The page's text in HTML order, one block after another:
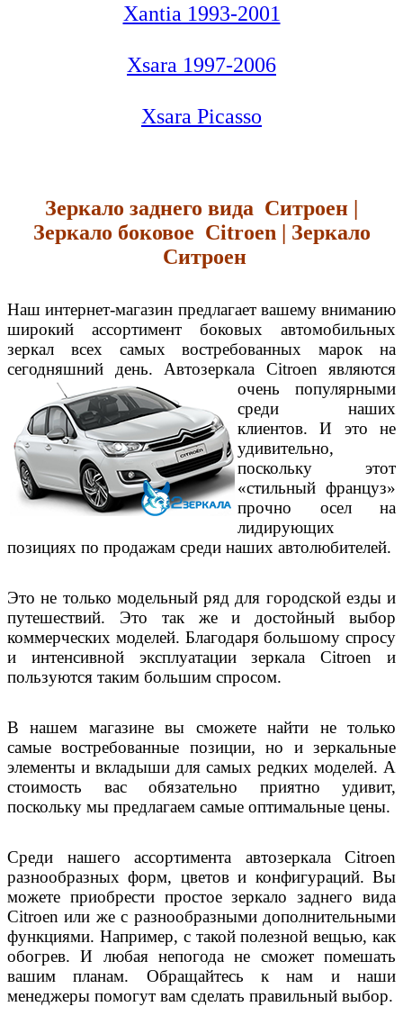
Xantia 1993-2001
Xsara 1997-2006
Xsara Picasso
Зеркало заднего вида Ситроен |
Зеркало боковое Citroen | Зеркало
Ситроен
Наш интернет-магазин предлагает вашему вниманию
широкий ассортимент боковых автомобильных
зеркал всех самых востребованных марок на
сегодняшний день. Автозеркала Citroen являются
очень популярными
среди наших
клиентов. И это не
удивительно,
поскольку этот
«стильный француз»
прочно осел на
лидирующих
позициях по продажам среди наших автолюбителей.
Это не только модельный ряд для городской езды и
путешествий. Это так же и достойный выбор
коммерческих моделей. Благодаря большому спросу
и интенсивной эксплуатации зеркала Citroen и
пользуются таким большим спросом.
В нашем магазине вы сможете найти не только
самые востребованные позиции, но и зеркальные
элементы и вкладыши для самых редких моделей. А
стоимость вас обязательно приятно удивит,
поскольку мы предлагаем самые оптимальные цены.
Среди нашего ассортимента автозеркала Citroen
разнообразных форм, цветов и конфигураций. Вы
можете приобрести простое зеркало заднего вида
Citroen или же с разнообразными дополнительными
функциями. Например, с такой полезной вещью, как
обогрев. И любая непогода не сможет помешать
вашим планам. Обращайтесь к нам и наши
менеджеры помогут вам сделать правильный выбор.